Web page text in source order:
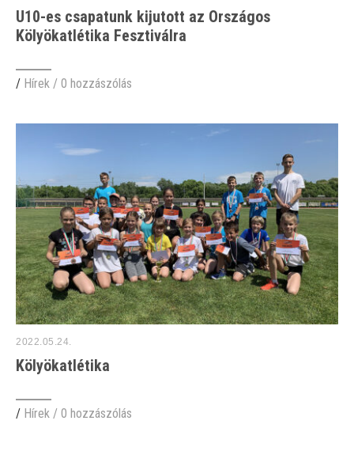
U10-es csapatunk kijutott az Országos
Kölyökatlétika Fesztiválra
/ Hírek / 0 hozzászólás
2022.05.24.
Kölyökatlétika
/ Hírek / 0 hozzászólás